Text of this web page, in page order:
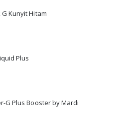
Kunyit Hitam
Plus
G Plus Booster by Mardi